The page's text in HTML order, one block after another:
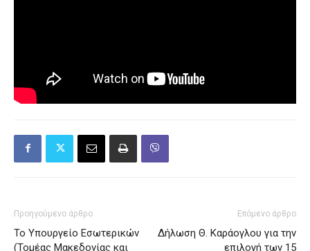
Προηγούμενο άρθρο
Το Υπουργείο Εσωτερικών
(Τομέας Μακεδονίας και
Επόμενο άρθρο
Δήλωση Θ. Καράογλου για την
επιλογή των 15